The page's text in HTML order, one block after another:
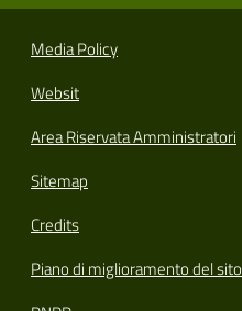
Media Policy
Websit
Area Riservata Amministratori
Sitemap
Credits
Piano di miglioramento del sito